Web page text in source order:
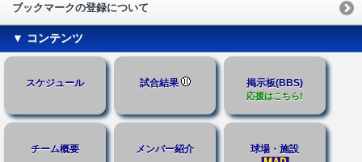
ブックマークの登録について
▼ コンテンツ
スケジュール 試合結果 掲示板(BBS)
応援はこちら!
チーム概要 メンバー紹介 球場・施設